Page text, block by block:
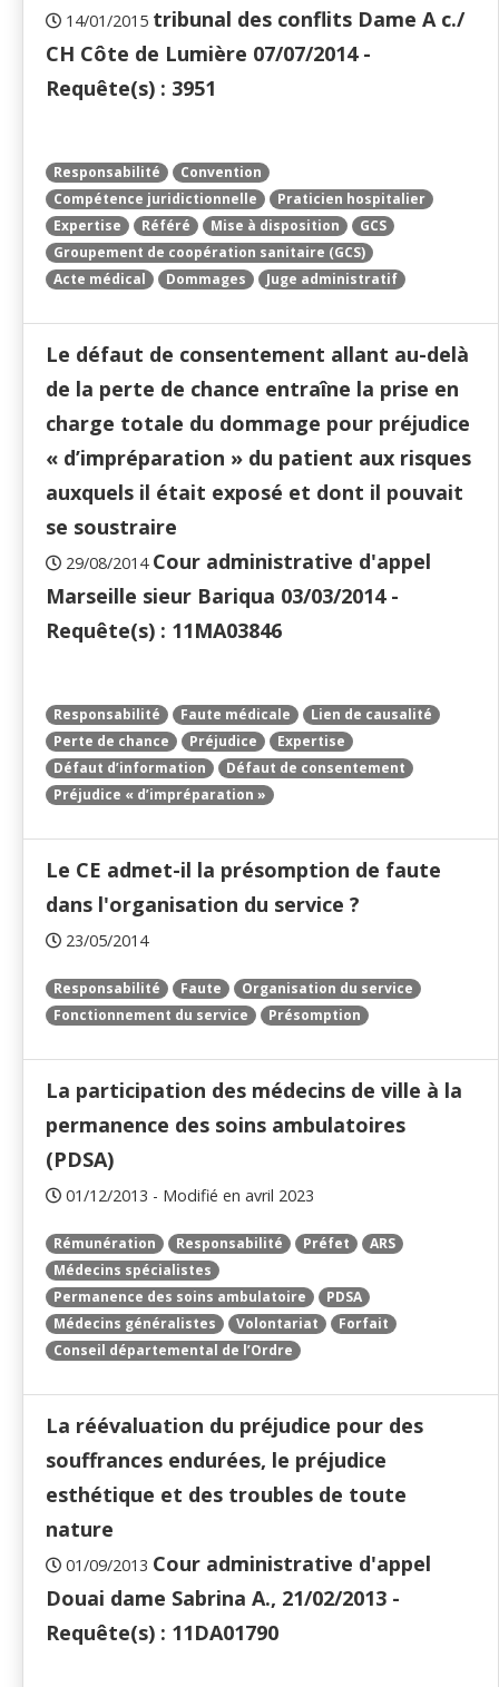
14/01/2015 tribunal des conflits Dame A c./
CH Côte de Lumière 07/07/2014 -
Requête(s) : 3951
Responsabilité
Convention
Compétence juridictionnelle
Praticien hospitalier
Expertise
Référé Mise à disposition
GCS
Groupement de coopération sanitaire (GCS)
Acte médical
Dommages Juge administratif
Le défaut de consentement allant au-delà
de la perte de chance entraîne la prise en
charge totale du dommage pour préjudice
« d’impréparation » du patient aux risques
auxquels il était exposé et dont il pouvait
se soustraire
29/08/2014 Cour administrative d'appel
Marseille sieur Bariqua 03/03/2014 -
Requête(s) : 11MA03846
Responsabilité Faute médicale
Lien de causalité
Perte de chance
Préjudice
Expertise
Défaut d’information
Défaut de consentement
Préjudice « d’impréparation »
Le CE admet-il la présomption de faute
dans l'organisation du service ?
23/05/2014
Responsabilité Faute
Organisation du service
Fonctionnement du service
Présomption
La participation des médecins de ville à la
permanence des soins ambulatoires
(PDSA)
01/12/2013 - Modifié en avril 2023
Rémunération Responsabilité Préfet
ARS
Médecins spécialistes
Permanence des soins ambulatoire
PDSA
Médecins généralistes
Volontariat
Forfait
Conseil départemental de l’Ordre
La réévaluation du préjudice pour des
souffrances endurées, le préjudice
esthétique et des troubles de toute
nature
01/09/2013 Cour administrative d'appel
Douai dame Sabrina A., 21/02/2013 -
Requête(s) : 11DA01790